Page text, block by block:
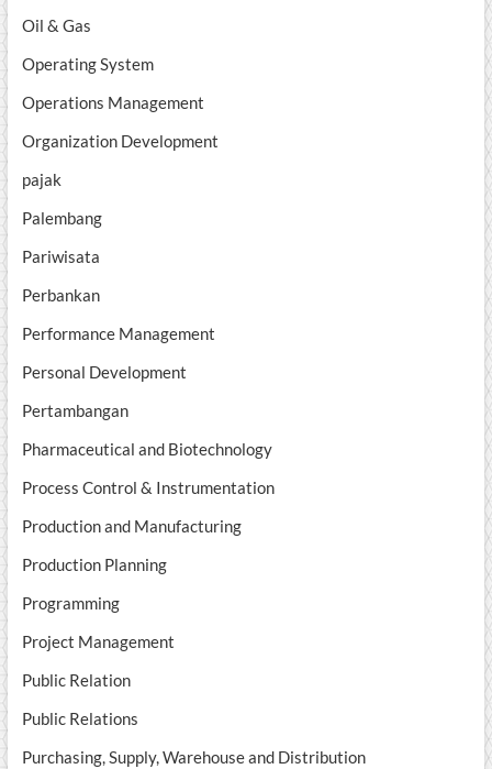
Oil & Gas
Operating System
Operations Management
Organization Development
pajak
Palembang
Pariwisata
Perbankan
Performance Management
Personal Development
Pertambangan
Pharmaceutical and Biotechnology
Process Control & Instrumentation
Production and Manufacturing
Production Planning
Programming
Project Management
Public Relation
Public Relations
Purchasing, Supply, Warehouse and Distribution